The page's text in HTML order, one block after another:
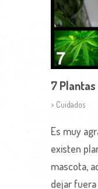
7
> Cuidados
Es muy
existen
mascota,
dejar